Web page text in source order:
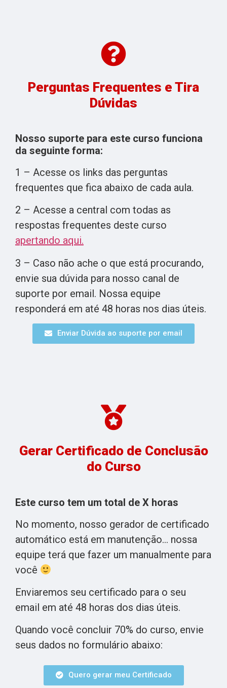
Perguntas Frequentes e Tira
Dúvidas
Nosso suporte para este curso funciona
da seguinte forma:
1 – Acesse os links das perguntas
frequentes que fica abaixo de cada aula.
2 – Acesse a central com todas as
respostas frequentes deste curso
apertando aqui.
3 – Caso não ache o que está procurando,
envie sua dúvida para nosso canal de
suporte por email. Nossa equipe
responderá em até 48 horas nos dias úteis.
Enviar Dúvida ao suporte por email
Gerar Certificado de Conclusão
do Curso
Este curso tem um total de X horas
No momento, nosso gerador de certificado
automático está em manutenção… nossa
equipe terá que fazer um manualmente para
você
Enviaremos seu certificado para o seu
email em até 48 horas dos dias úteis.
Quando você concluir 70% do curso, envie
seus dados no formulário abaixo:
Quero gerar meu Certificado